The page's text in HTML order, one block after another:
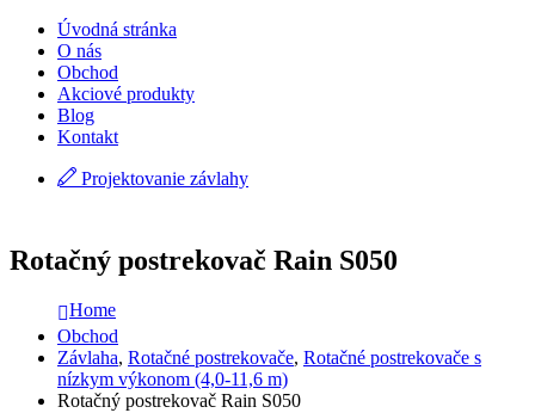
Úvodná stránka
O nás
Obchod
Akciové produkty
Blog
Kontakt
Projektovanie závlahy
Rotačný postrekovač Rain S050
Home
Obchod
Závlaha, Rotačné postrekovače, Rotačné postrekovače s
nízkym výkonom (4,0-11,6 m)
Rotačný postrekovač Rain S050